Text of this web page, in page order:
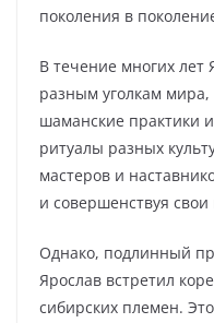
поколения в
В течение многих лет
разным уголкам
шаманские практики
ритуалы разных
мастеров и
и совершенствуя
Однако, подлинный
Ярослав встретил
сибирских племен.